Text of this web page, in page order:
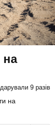
на
9 разів
на